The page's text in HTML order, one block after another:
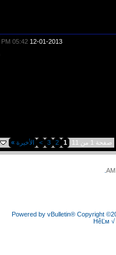
12-01-2013
05:42 PM
من 11 1
2
3
> الأخيرة»
Powered by vBulletin®